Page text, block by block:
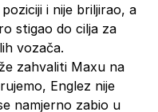
i nije briljirao, a
stigao do cilja za
vozača.
zahvaliti Maxu na
Englez nije
namjerno zabio u